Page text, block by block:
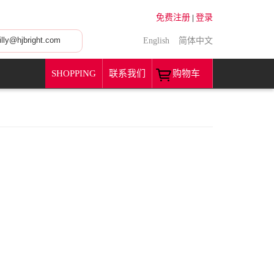
免费注册 登录
English 简体中文
购物车
联系我们
SHOPPING